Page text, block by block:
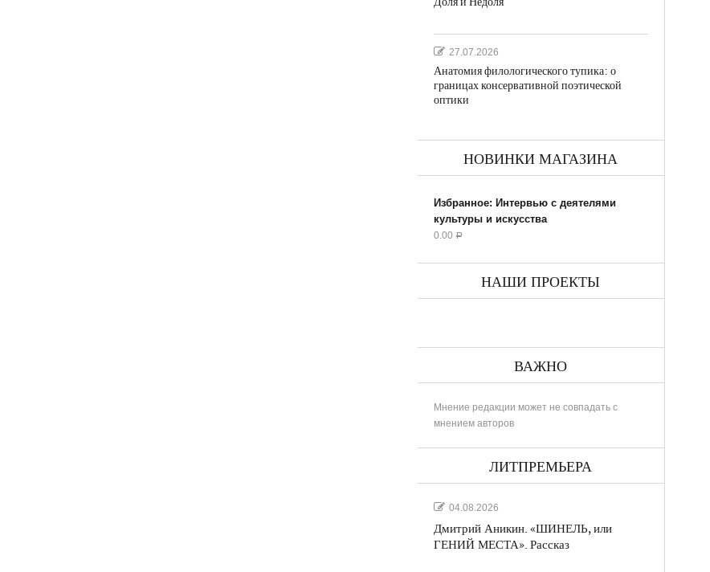
27.07.2026
Анатомия филологического тупика: о
границах консервативной поэтической
оптики
НОВИНКИ МАГАЗИНА
Избранное: Интервью с деятелями
культуры и искусства
0.00 Р
НАШИ ПРОЕКТЫ
ВАЖНО
Мнение редакции может не совпадать с
мнением авторов
ЛИТПРЕМЬЕРА
04.08.2026
Дмитрий Аникин. «ШИНЕЛЬ, или
ГЕНИЙ МЕСТА». Рассказ